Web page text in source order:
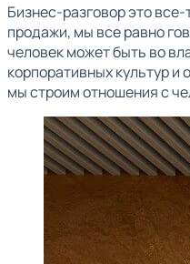
Бизнес-разговор это
продажи, мы все равно
человек может быть во
корпоративных культур и
мы строим отношения с